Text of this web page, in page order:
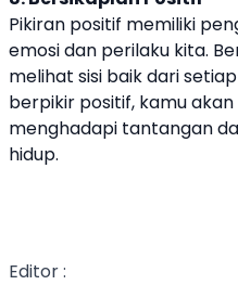
Pikiran positif memiliki
emosi dan perilaku kita.
melihat sisi baik dari
berpikir positif, kamu
menghadapi tantangan
hidup.
Editor :